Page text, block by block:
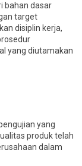
bahan dasar
target
disiplin kerja,
yang diutamakan
yang
produk telah
dalam